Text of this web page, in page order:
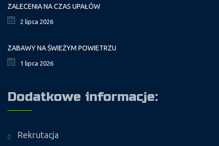
ZALECENIA NA CZAS UPAŁÓW
2 lipca 2026
ZABAWY NA ŚWIEŻYM POWIETRZU
1 lipca 2026
Dodatkowe informacje:
Rekrutacja